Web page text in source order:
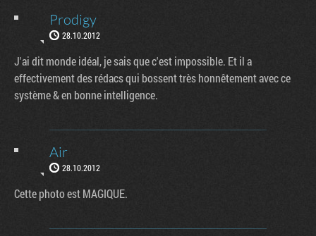
Prodigy
28.10.2012
J'ai dit monde idéal, je sais que c'est impossible. Et il a
effectivement des rédacs qui bossent très honnêtement avec ce
système & en bonne intelligence.
Air
28.10.2012
Cette photo est MAGIQUE.